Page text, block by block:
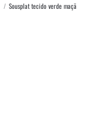
/ Sousplat tecido verde maçã